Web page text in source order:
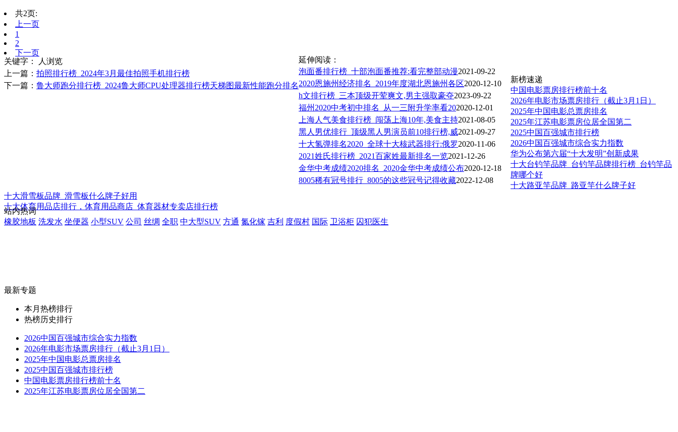
共2页:
上一页
1
2
下一页
关键字：
人浏览
上一篇： 拍照排行榜_2024年3月最佳拍照手机排行榜
下一篇： 鲁大师跑分排行榜_2024鲁大师CPU处理器排行榜天梯图最新性能跑分排名
延伸阅读：
泡面番排行榜_十部泡面番推荐:看完整部动漫2021-09-22
2020恩施州经济排名_2019年度湖北恩施州各区2020-12-10
h文排行榜_三本顶级开荤爽文,男主强取豪夺2023-09-22
福州2020中考初中排名_从一三附升学率看202020-12-01
上海人气美食排行榜_闯荡上海10年,美食主持2021-08-05
黑人男优排行_顶级黑人男演员前10排行榜,威2021-09-27
十大氢弹排名2020_全球十大核武器排行:俄罗2020-11-06
2021姓氏排行榜_2021百家姓最新排名一览2021-12-26
金华中考成绩2020排名_2020金华中考成绩公布2020-12-18
8005稀有冠号排行_8005的这些冠号记得收藏2022-12-08
新榜速递
中国电影票房排行榜前十名
2026年电影市场票房排行（截止3月1日）
2025年中国电影总票房排名
2025年江苏电影票房位居全国第二
2025中国百强城市排行榜
2026中国百强城市综合实力指数
华为公布第六届“十大发明”创新成果
十大台钓竿品牌_台钓竿品牌排行榜_台钓竿品
牌哪个好
十大路亚竿品牌_路亚竿什么牌子好
十大滑雪板品牌_滑雪板什么牌子好用
十大体育用品店排行，体育用品商店_体育器材专卖店排行榜
站内热词
橡胶地板 洗发水 坐便器 小型SUV 公司 丝绸 全职 中大型SUV 方通 氮化镓 吉利 度假村 国际 卫浴柜 囚犯医生
最新专题
本月热榜排行
热榜历史排行
2026中国百强城市综合实力指数
2026年电影市场票房排行（截止3月1日）
2025年中国电影总票房排名
2025中国百强城市排行榜
中国电影票房排行榜前十名
2025年江苏电影票房位居全国第二